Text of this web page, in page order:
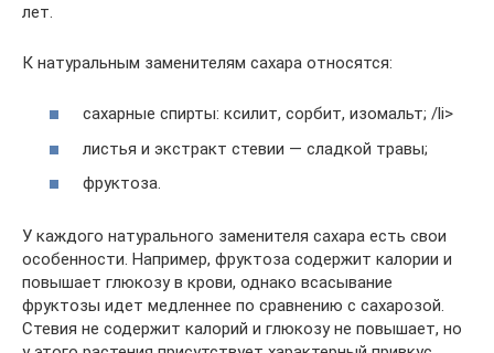
лет.
К натуральным заменителям сахара относятся:
сахарные спирты: ксилит, сорбит, изомальт; /li>
листья и экстракт стевии — сладкой травы;
фруктоза.
У каждого натурального заменителя сахара есть свои
особенности. Например, фруктоза содержит калории и
повышает глюкозу в крови, однако всасывание
фруктозы идет медленнее по сравнению с сахарозой.
Стевия не содержит калорий и глюкозу не повышает, но